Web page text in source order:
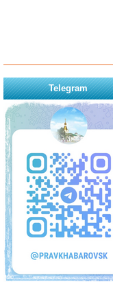
Telegram